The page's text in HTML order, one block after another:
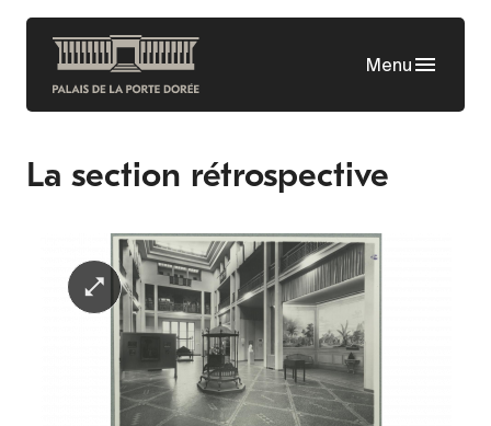
Aller
contenu
principal
Menu
La section rétrospective